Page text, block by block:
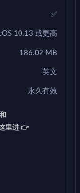
✅
10.13 或更高
186.02 MB
英文
永久有效
里进 👉